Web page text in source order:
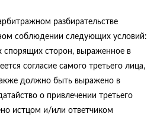
разбирательстве
соблюдении следующих условий:
спорящих сторон, выраженное в
согласие самого третьего лица,
должно быть выражено в
о привлечении третьего
истцом и/или ответчиком